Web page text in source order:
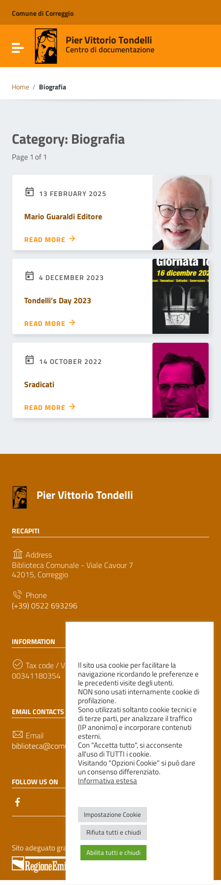
Go to the navigation menu
Go to the footer
Comune di Correggio
Toggle navigationPier Vittorio Tondelli
Centro di documentazione
Home / Biografia
Category: Biografia
Page 1 of 1
13 FEBRUARY 2025
Mario Guaraldi Editore
READ MORE
4 DECEMBER 2023
Tondelli’s Day 2023
READ MORE
14 OCTOBER 2022
Sradicati
READ MORE
Pier Vittorio Tondelli
RECAPITI
Address
Biblioteca Comunale - Viale Cavour 7
42015, Correggio
Phone
(+39) 0522 693296
INFORMATION
Tax code / VAT number
00341180354
EMAIL CONTACTS
Email
biblioteca@comune.correggio.re.it
FOLLOW US ON
Useful Links Section
Sito adeguato grazie al contributo previsto dalla LR 18/2000
Il sito usa cookie per facilitare la
navigazione ricordando le preferenze e
le precedenti visite degli utenti.
NON sono usati internamente cookie di
profilazione.
Sono utilizzati soltanto cookie tecnici e
di terze parti, per analizzare il traffico
(IP anonimo) e incorporare contenuti
esterni.
Con "Accetta tutto", si acconsente
all'uso di TUTTI i cookie.
Visitando "Opzioni Cookie" si può dare
un consenso differenziato.
Informativa estesa
Impostazione Cookie
Rifiuta tutti e chiudi
Abilita tutti e chiudi